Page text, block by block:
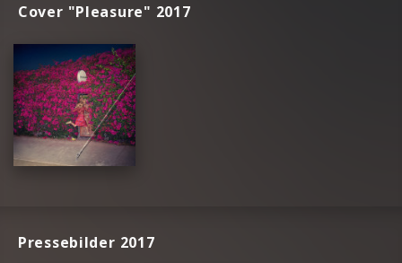
Cover "Pleasure" 2017
Pressebilder 2017